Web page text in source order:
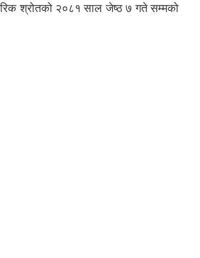
श्रोतको २०८१ साल जेष्ठ ७ गते सम्मको